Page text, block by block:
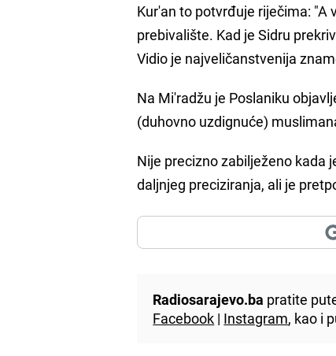
Kur'an to potvrđuje riječima: "A
prebivalište. Kad je Sidru
Vidio je najveličanstvenija
Na Mi'radžu je Poslaniku
(duhovno uzdignuće)
Nije precizno zabilježeno kada
daljnjeg preciziranja, ali je
Radiosarajevo.ba pratite
Facebook | Instagram, kao i